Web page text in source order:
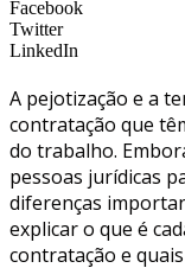
Facebook
Twitter
LinkedIn
A pejotização e a
contratação que
do trabalho.
pessoas jurídicas
diferenças
explicar o que é
contratação e